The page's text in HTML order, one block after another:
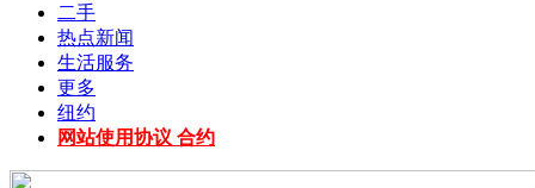
二手
热点新闻
生活服务
更多
纽约
网站使用协议 合约